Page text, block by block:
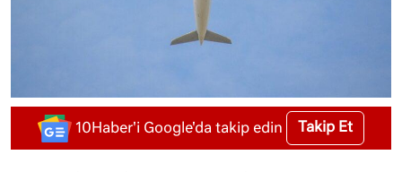
10Haber'i Google'da takip edin Takip Et